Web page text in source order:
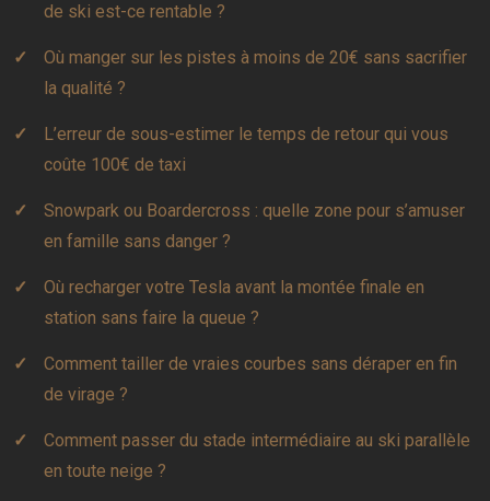
de ski est-ce rentable ?
Où manger sur les pistes à moins de 20€ sans sacrifier
la qualité ?
L’erreur de sous-estimer le temps de retour qui vous
coûte 100€ de taxi
Snowpark ou Boardercross : quelle zone pour s’amuser
en famille sans danger ?
Où recharger votre Tesla avant la montée finale en
station sans faire la queue ?
Comment tailler de vraies courbes sans déraper en fin
de virage ?
Comment passer du stade intermédiaire au ski parallèle
en toute neige ?